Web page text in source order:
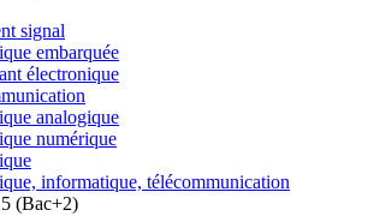
signal
embarquée
électronique
analogique
numérique
informatique, télécommunication
(Bac+2)